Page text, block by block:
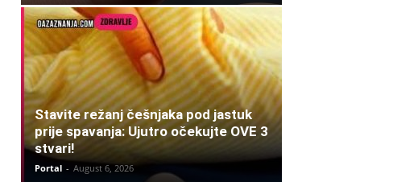
Stavite režanj češnjaka pod jastuk
prije spavanja: Ujutro očekujte OVE 3
stvari!
Portal - August 6, 2026